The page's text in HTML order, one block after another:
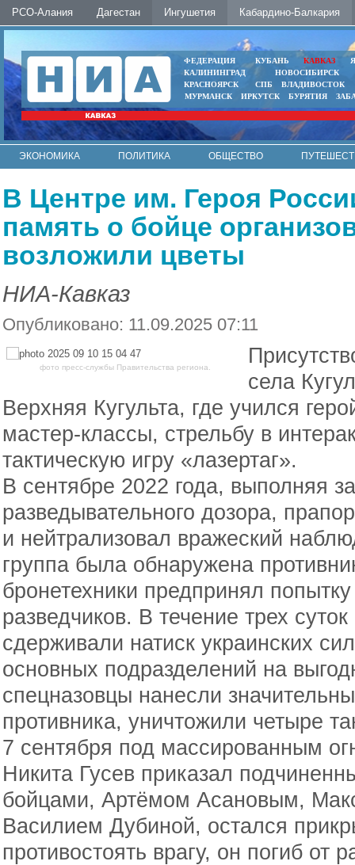
РСО-Алания Дагестан Ингушетия Кабардино-Балкария
ФЕДЕРАЦИЯ КУБАНЬ КАВКАЗ
КАЛИНИНГРАД
НОВОСИБИРСК
КРАСНОЯРСК
СПБ
ВЛАДИВОСТОК
МУРМАНСК
ИРКУТСК БУРЯТИЯ
ЭКОНОМИКА ПОЛИТИКА ОБЩЕСТВО
В Центре им. Героя
память о бойце
возложили цветы
НИА-Кавказ
Опубликовано: 11.09.2025 07:11
фото пресс-службы Правительства региона.
села
Верхняя Кугульта, где учился
мастер-классы, стрельбу в
тактическую игру «лазертаг».
В сентябре 2022 года, выполняя
разведывательного дозора,
и нейтрализовал вражеский
группа была обнаружена
бронетехники предпринял
разведчиков. В течение трех
сдерживали натиск украинских
основных подразделений на
спецназовцы нанесли
противника, уничтожили четыре
7 сентября под массированным
Никита Гусев приказал
бойцами, Артёмом Асановым,
Василием Дубиной, остался
противостоять врагу, он погиб от